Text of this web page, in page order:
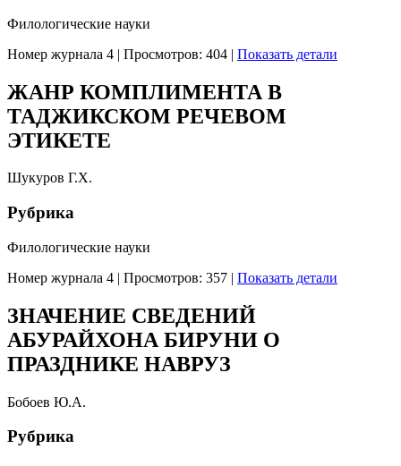
Филологические науки
Номер журнала 4 | Просмотров: 404 | Показать детали
ЖАНР КОМПЛИМЕНТА В
ТАДЖИКСКОМ РЕЧЕВОМ
ЭТИКЕТЕ
Шукуров Г.Х.
Рубрика
Филологические науки
Номер журнала 4 | Просмотров: 357 | Показать детали
ЗНАЧЕНИЕ СВЕДЕНИЙ
АБУРАЙХОНА БИРУНИ О
ПРАЗДНИКЕ НАВРУЗ
Бобоев Ю.А.
Рубрика